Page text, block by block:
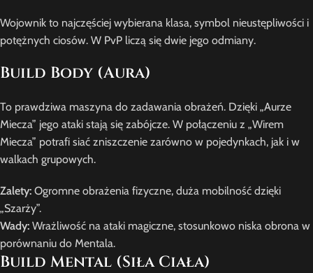
Wojownik to najczęściej wybierana klasa, symbol nieustępliwości i
potężnych ciosów. W PvP liczą się dwie jego odmiany.
Build Body (Aura)
To prawdziwa maszyna do zadawania obrażeń. Dzięki „Aurze
Miecza” jego ataki stają się zabójcze. W połączeniu z „Wirem
Miecza” potrafi siać zniszczenie zarówno w pojedynkach, jak i w
walkach grupowych.
Zalety: Ogromne obrażenia fizyczne, duża mobilność dzięki
„Szarży”.
Wady: Wrażliwość na ataki magiczne, stosunkowo niska obrona w
porównaniu do Mentala.
Build Mental (Siła Ciała)